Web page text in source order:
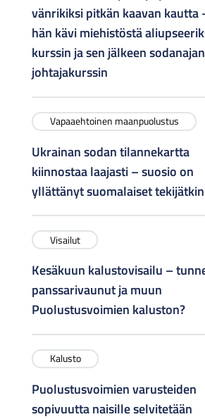
vänrikiksi pitkän kaavan kautta
hän kävi miehistöstä
kurssin ja sen jälkeen sodanajan
johtajakurssin
Vapaaehtoinen maanpuolustus
Ukrainan sodan tilannekartta
kiinnostaa laajasti – suosio on
yllättänyt suomalaiset tekijätkin
Visailut
Kesäkuun kalustovisailu –
panssarivaunut ja muun
Puolustusvoimien kaluston?
Kalusto
Puolustusvoimien varusteiden
sopivuutta naisille selvitetään